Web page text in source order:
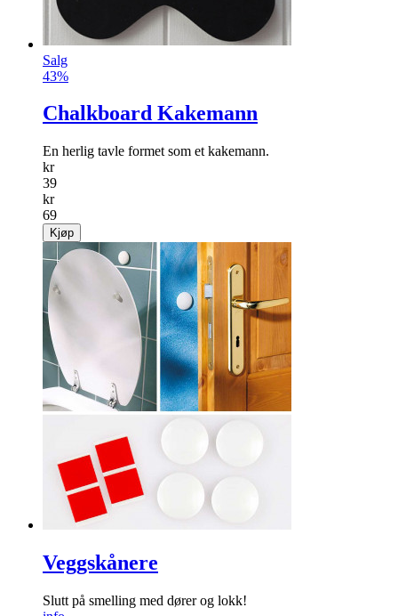
Salg
43%
Chalkboard Kakemann
En herlig tavle formet som et kakemann.
kr
39
kr
69
Kjøp
Veggskånere
Slutt på ­smelling med dører og lokk!